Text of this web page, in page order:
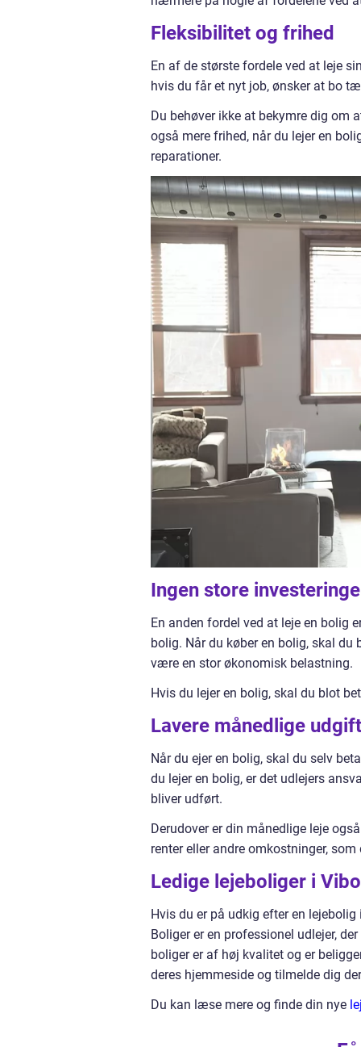
Fleksibilitet og frihed
En af de største fordele ved at leje
hvis du får et nyt job, ønsker at bo
Du behøver ikke at bekymre dig om
også mere frihed, når du lejer en
reparationer.
Ingen store
En anden fordel ved at leje en bolig
bolig. Når du køber en bolig, skal
være en stor økonomisk belastning.
Hvis du lejer en bolig, skal du blot
Lavere månedlige
Når du ejer en bolig, skal du selv
du lejer en bolig, er det udlejers
bliver udført.
Derudover er din månedlige leje
renter eller andre omkostninger,
Ledige lejeboliger i
Hvis du er på udkig efter en
Boliger er en professionel udlejer,
boliger er af høj kvalitet og er
deres hjemmeside og tilmelde dig
Du kan læse mere og finde din nye